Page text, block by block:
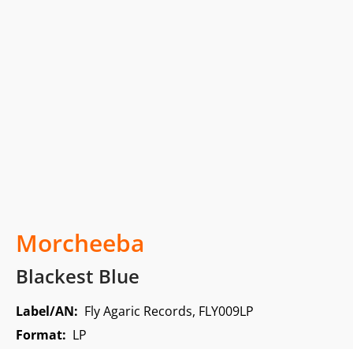
Morcheeba
Blackest Blue
Label/AN: Fly Agaric Records, FLY009LP
Format: LP